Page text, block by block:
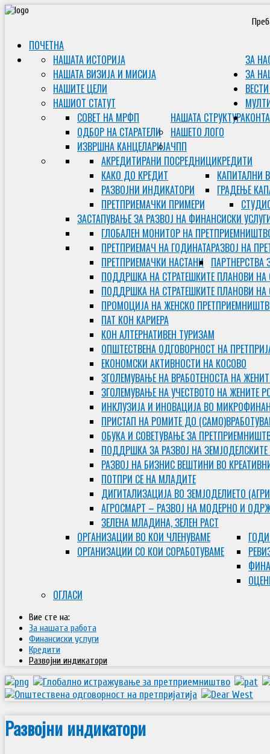
ПОЧЕТНА
ЗА
НАШАТА ИСТОРИЈА
НАШАТА ВИЗИЈА И МИСИЈА
НАШИТЕ ЦЕЛИ
НАШИОТ СТАТУТ
НАШАТА СТРУКТУРА
СОВЕТ НА МРФП
ОДБОР НА СТАРАТЕЛИ
ИЗВРШНА КАНЦЕЛАРИЈА
НАШЕТО ЛОГО
ЧПП
ЗА
КРЕДИТИ
АКРЕДИТИРАНИ ПОСРЕДНИЦИ
КАКО ДО КРЕДИТ
РАЗВОЈНИ ИНДИКАТОРИ
ПРЕТПРИЕМАЧКИ ПРИМЕРИ
КАПИТАЛНИ
ГРАДЕЊЕ
ЗАСТАПУВАЊЕ ЗА РАЗВОЈ НА ФИНАНСИСКИ
ГЛОБАЛЕН МОНИТОР НА
РАЗВОЈ НА
ПРЕТПРИЕМАЧ НА ГОДИНАТА
ПРЕТПРИЕМАЧКИ НАСТАНИ ПАРТНЕРСТВА
ПОДДРШКА НА СТРАТЕШКИТЕ ПЛАНОВИ НА
ПОДДРШКА НА СТРАТЕШКИТЕ ПЛАНОВИ НА
ПРОМОЦИЈА НА ЖЕНСКО
ПАТ КОН КАРИЕРА
КОН АЛТЕРНАТИВЕН ТУРИЗАМ
ОПШТЕСТВЕНА ОДГОВОРНОСТ НА
ЕКОНОМСКИ АКТИВНОСТИ НА КОСОВО
ЗГОЛЕМУВАЊЕ НА ВРАБОТЕНОСТА НА
ЗГОЛЕМУВАЊЕ НА УЧЕСТВОТО НА ЖЕНИТЕ
ИНКЛУЗИЈА И ИНОВАЦИЈА ВО
ПРИСТАП НА РОМИТЕ ДО
ОБУКА И СОВЕТУВАЊЕ ЗА
ПОДДРШКА ЗА РАЗВОЈ НА
РАЗВОЈ НА БИЗНИС ВЕШТИНИ ВО
ПОТПРИ СЕ НА МЛАДИТЕ
ДИГИТАЛИЗАЦИЈА ВО ЗЕМЈОДЕЛИЕТО
АГРОСМАРТ – РАЗВОЈ НА МОДЕРНО И
ЗЕЛЕНА МЛАДИНА, ЗЕЛЕН РАСТ
ОРГAНИЗАЦИИ ВО КОИ ЧЛЕНУВАМЕ
ОРГАНИЗАЦИИ СО КОИ СОРАБОТУВАМЕ
ОГЛАСИ
Вие сте на:
За нашата работа
Финансиски услуги
Кредити
Развојни индикатори
Развојни индикатори